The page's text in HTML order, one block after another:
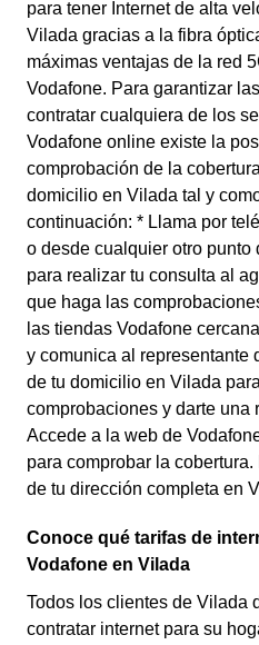
para tener Internet de alta
Vilada gracias a la fibra
máximas ventajas de la red
Vodafone. Para garantizar
contratar cualquiera de los
Vodafone online existe la
comprobación de la
domicilio en Vilada tal y
continuación: * Llama por
o desde cualquier otro punto
para realizar tu consulta al
que haga las
las tiendas Vodafone
y comunica al representante
de tu domicilio en Vilada
comprobaciones y darte una
Accede a la web de
para comprobar la
de tu dirección completa en
Conoce qué tarifas de
Vodafone en Vilada
Todos los clientes de Vilada
contratar internet para su